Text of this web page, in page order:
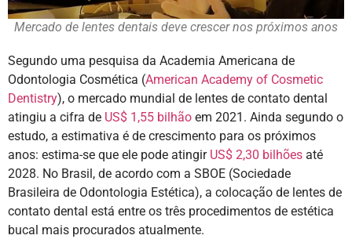
Mercado de lentes dentais deve crescer nos próximos anos
Segundo uma pesquisa da Academia Americana de
Odontologia Cosmética (American Academy of Cosmetic
Dentistry), o mercado mundial de lentes de contato dental
atingiu a cifra de US$ 1,55 bilhão em 2021. Ainda segundo o
estudo, a estimativa é de crescimento para os próximos
anos: estima-se que ele pode atingirUS$ 2,30 bilhões até
2028. No Brasil, de acordo com a SBOE (Sociedade
Brasileira de Odontologia Estética), a colocação de lentes de
contato dental está entre os três procedimentos de estética
bucal mais procurados atualmente.